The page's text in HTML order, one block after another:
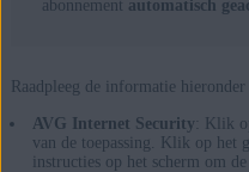
abonnement automatisch
Raadpleeg de informatie
AVG Internet Security : Klik
van de toepassing. Klik op het
instructies op het scherm om